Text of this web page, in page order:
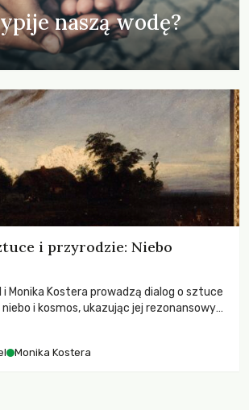
naszą wodę?
i przyrodzie: Niebo
i Monika Kostera prowadzą dialog o sztuce
i kosmos, ukazując jej rezonansowy
Monika Kostera